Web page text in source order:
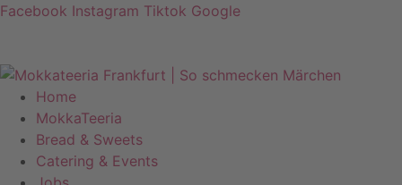
Zum
Facebook Instagram Tiktok Google
Home
MokkaTeeria
Bread & Sweets
Catering & Events